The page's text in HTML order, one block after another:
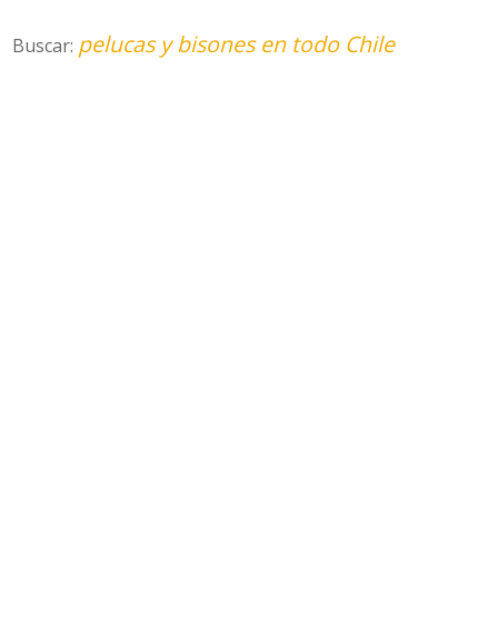
Buscar: pelucas y bisones en todo Chile